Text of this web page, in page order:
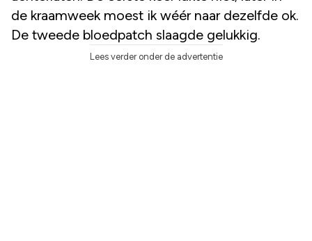
de kraamweek moest ik wéér naar dezelfde ok.
De tweede bloedpatch slaagde gelukkig.
Lees verder onder de advertentie